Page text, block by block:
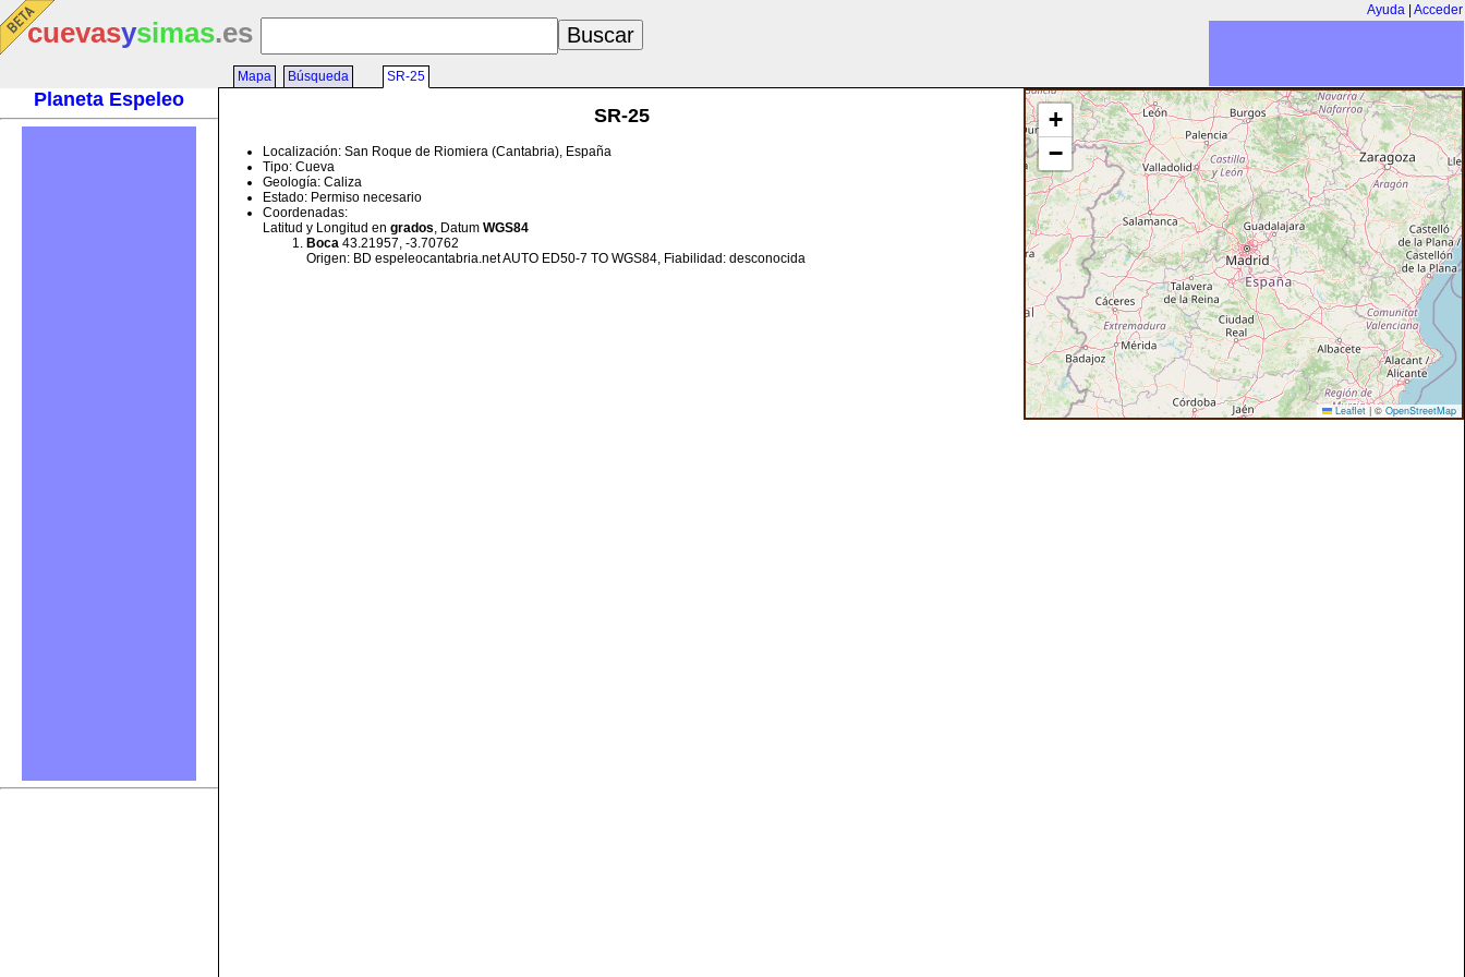
Ayuda Acceder
cuevasysimas.es
Planeta Espeleo
Mapa Búsqueda SR-25
+
−
Leaflet | © OpenStreetMap
SR-25
Localización: San Roque de Riomiera (Cantabria), España
Tipo: Cueva
Geología: Caliza
Estado: Permiso necesario
Coordenadas:
Latitud y Longitud en grados, Datum WGS84
Boca 43.21957, -3.70762
Origen: BD espeleocantabria.net AUTO ED50-7 TO WGS84, Fiabilidad: desconocida